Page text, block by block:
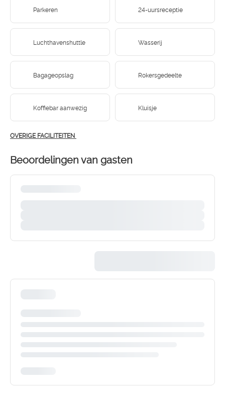
Parkeren 24-uursreceptie
Luchthavenshuttle Wasserij
Bagageopslag Rokersgedeelte
Koffiebar aanwezig Kluisje
OVERIGE FACILITEITEN
Beoordelingen van gasten